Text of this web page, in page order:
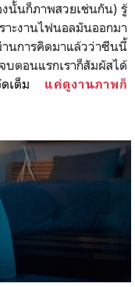
งนั้นก็ภาพสวยเช่นกัน) รู้
งานไฟนอลมันออกมา
การคิดมาแล้วว่าซีนนี้
ตอนแรกเราก็สัมผัสได้
เต็ม
แค่ดูงานภาพก็